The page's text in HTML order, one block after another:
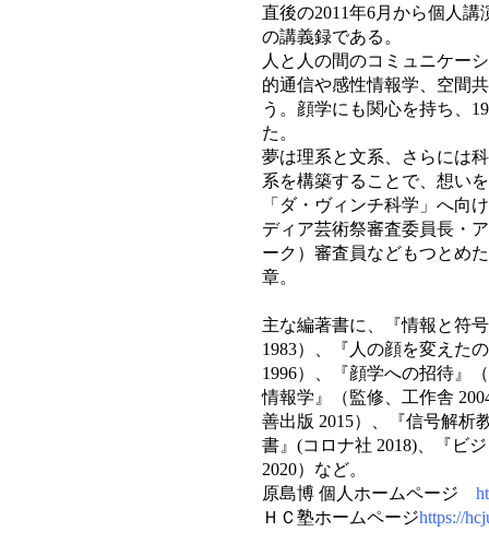
直後の2011年6月から個人
の講義録である。
人と人の間のコミュニケー
的通信や感性情報学、空間
う。顔学にも関心を持ち、
た。
夢は理系と文系、さらには
系を構築することで、想い
「ダ・ヴィンチ科学」へ向
ディア芸術祭審査委員長・
ーク）審査員などもつとめ
章。
主な編著書に、『情報と符
1983）、『人の顔を変えた
1996）、『顔学への招待』
情報学』（監修、工作舎
善出版 2015）、『信号解析
書』(コロナ社 2018)、『ビ
2020）など。
原島博 個人ホームページ
ＨＣ塾ホームページhttps://